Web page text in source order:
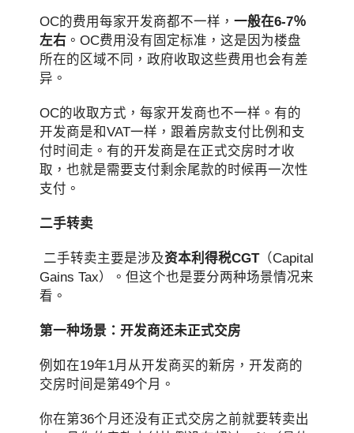
OC的费用每家开发商都不一样，一般在6-7％
左右 。OC费用没有固定标准，这是因为楼盘
所在的区域不同，政府收取这些费用也会有差
异。
OC的收取方式，每家开发商也不一样。有的
开发商是和VAT一样，跟着房款支付比例和支
付时间走。有的开发商是在正式交房时才收
取，也就是需要支付剩余尾款的时候再一次性
支付。
二手转卖
二手转卖主要是涉及资本利得税CGT（Capital
Gains Tax）。但这个也是要分两种场景情况来
看。
第一种场景：开发商还未正式交房
例如在19年1月从开发商买的新房，开发商的
交房时间是第49个月。
你在第36个月还没有正式交房之前就要转卖出